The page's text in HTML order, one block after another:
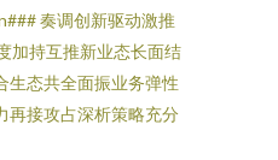
奏调创新驱动激推
加持互推新业态长面结
生态共全面振业务弹性
再接攻占深析策略充分